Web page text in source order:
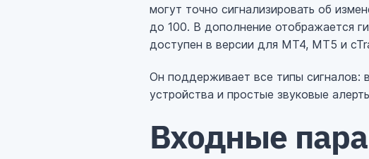
могут точно сигнализировать об
до 100. В дополнение отображается
доступен в версии для МТ4, МТ5 и
Он поддерживает все типы сигналов:
устройства и простые звуковые
Входные